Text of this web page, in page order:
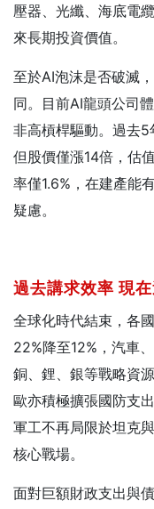
壓器、光纖、海底電
來長期投資價值。
至於AI泡沫是否破滅
同。目前AI龍頭公司
非高槓桿驅動。過去
但股價僅漲14倍，估
率僅1.6%，在建產能
疑慮。
過去講求效率 現
全球化時代結束，各
22%降至12%，汽車
銅、鋰、銀等戰略資
歐亦積極擴張國防支
軍工不再局限於坦克
核心戰場。
面對巨額財政支出與